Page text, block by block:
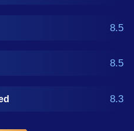
8.5
8.5
8.3